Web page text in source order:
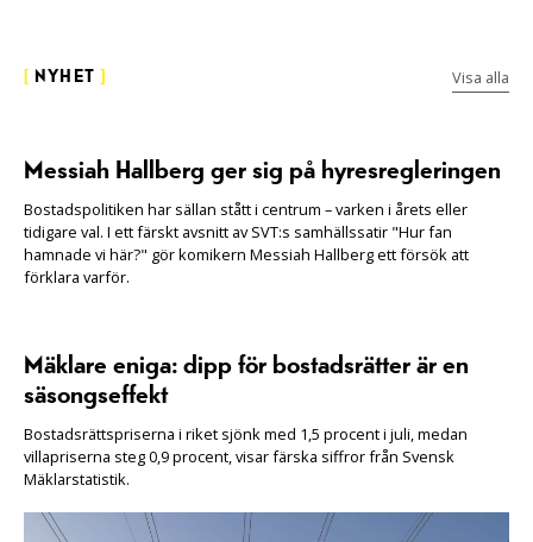
NYHET Visa alla
Messiah Hallberg ger sig på hyresregleringen
Bostadspolitiken har sällan stått i centrum – varken i årets eller
tidigare val. I ett färskt avsnitt av SVT:s samhällssatir "Hur fan
hamnade vi här?" gör komikern Messiah Hallberg ett försök att
förklara varför.
Mäklare eniga: dipp för bostadsrätter är en
säsongseffekt
Bostadsrättspriserna i riket sjönk med 1,5 procent i juli, medan
villapriserna steg 0,9 procent, visar färska siffror från Svensk
Mäklarstatistik.